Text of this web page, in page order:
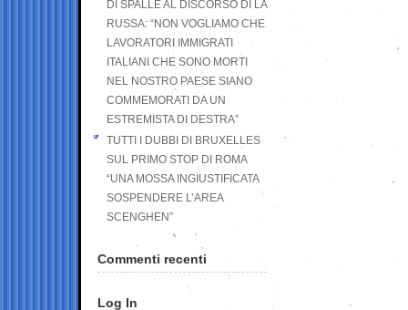
DI SPALLE AL DISCORSO DI LA
RUSSA: “NON VOGLIAMO CHE
LAVORATORI IMMIGRATI
ITALIANI CHE SONO MORTI
NEL NOSTRO PAESE SIANO
COMMEMORATI DA UN
ESTREMISTA DI DESTRA”
TUTTI I DUBBI DI BRUXELLES
SUL PRIMO STOP DI ROMA
“UNA MOSSA INGIUSTIFICATA
SOSPENDERE L’AREA
SCENGHEN”
Commenti recenti
Log In